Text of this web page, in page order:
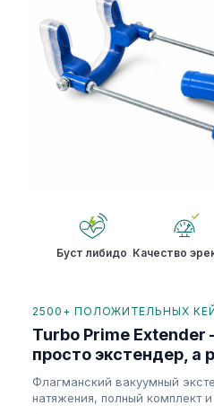
Буст либидо Качество
2500+ ПОЛОЖИТЕЛЬНЫХ
Turbo Prime
просто экстендер, а
Флагманский вакуумный
натяжения, полный комплект